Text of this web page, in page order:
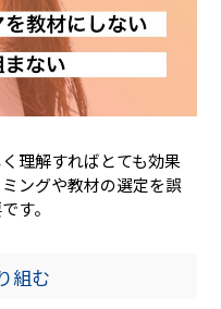
理解すればとても効果
ングや教材の選定を誤
す。
組む